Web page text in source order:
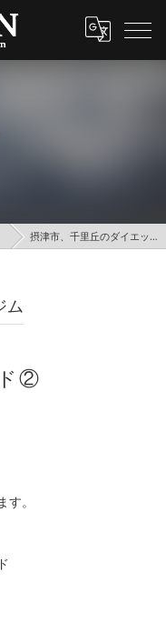
摂津市、千里丘のダイエットジム
ム
②
。